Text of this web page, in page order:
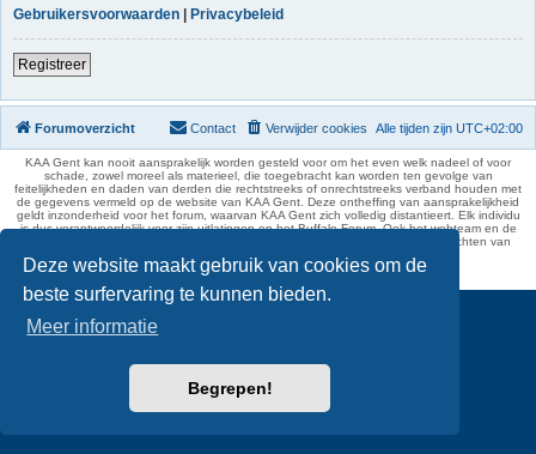
Deze website maakt gebruik van cookies om de
beste surfervaring te kunnen bieden.
Meer informatie
Begrepen!
Gebruikersvoorwaarden | Privacybeleid
Registreer
Forumoverzicht Alle tijden zijn UTC+02:00
Verwijder cookies
Contact
KAA Gent kan nooit aansprakelijk worden gesteld voor om het even welk nadeel of voor
schade, zowel moreel als materieel, die toegebracht kan worden ten gevolge van
feitelijkheden en daden van derden die rechtstreeks of onrechtstreeks verband houden met
de gegevens vermeld op de website van KAA Gent. Deze ontheffing van aansprakelijkheid
geldt inzonderheid voor het forum, waarvan KAA Gent zich volledig distantieert. Elk individu
is dus verantwoordelijk voor zijn uitlatingen op het Buffalo Forum. Ook het webteam en de
moderators kunnen niet aansprakelijk gesteld worden voor de inhoud van berichten van
phpBB Two Factor Authentication ©paul999